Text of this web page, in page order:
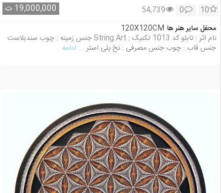
19,000,000 ت 10
0
54,739
محفل سایر هنر ها 120X120CM
نام اثر : تابلو کد 1013 تکنیک : String Art جنس زمینه : چوب سندبلاست
جنس قاب : چوب جنس مصرفی : نخ پلی استر... ادامه